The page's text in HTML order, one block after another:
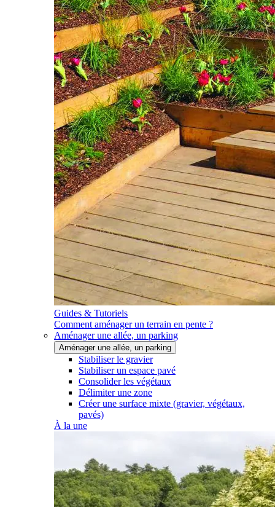
Guides & Tutoriels
Comment aménager un terrain en pente ?
Aménager une allée, un parking
Aménager une allée, un parking
Stabiliser le gravier
Stabiliser un espace pavé
Consolider les végétaux
Délimiter une zone
Créer une surface mixte (gravier, végétaux,
pavés)
À la une